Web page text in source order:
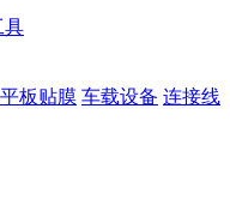
具
平板贴膜 车载设备 连接线